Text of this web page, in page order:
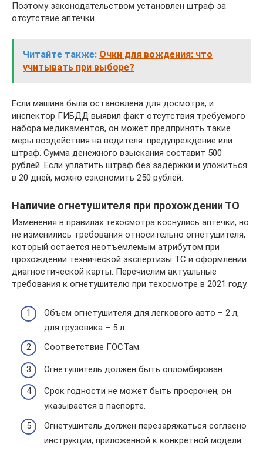
Поэтому законодательством установлен штраф за
отсутствие аптечки.
Читайте также: Очки для вождения: что
учитывать при выборе?
Если машина была остановлена для досмотра, и
инспектор ГИБДД выявил факт отсутствия требуемого
набора медикаментов, он может предпринять такие
меры воздействия на водителя: предупреждение или
штраф. Сумма денежного взыскания составит 500
рублей. Если уплатить штраф без задержки и уложиться
в 20 дней, можно сэкономить 250 рублей.
Наличие огнетушителя при прохождении ТО
Изменения в правилах техосмотра коснулись аптечки, но
не изменились требования относительно огнетушителя,
который остается неотъемлемым атрибутом при
прохождении технической экспертизы ТС и оформлении
диагностической карты. Перечислим актуальные
требования к огнетушителю при техосмотре в 2021 году.
Объем огнетушителя для легкового авто – 2 л,
для грузовика – 5 л.
Соответствие ГОСТам.
Огнетушитель должен быть опломбирован.
Срок годности не может быть просрочен, он
указывается в паспорте.
Огнетушитель должен перезаряжаться согласно
инструкции, приложенной к конкретной модели.